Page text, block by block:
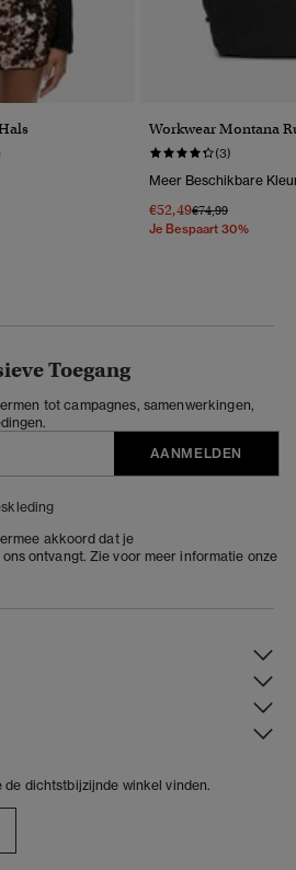
Workwear Montana
(3)
Meer Beschikbare
€52,49Prijs Verlaagd Van
€74,99Naar
Je Bespaart 30%
Toegang
tot campagnes, samenwerkingen,
AANMELDEN
akkoord dat je
ontvangt. Zie voor meer informatie onze
dichtstbijzijnde winkel vinden.